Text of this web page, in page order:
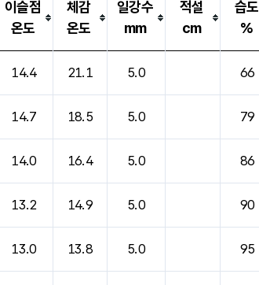
이슬점
온도
체감
온도
일강수
mm
적설
cm
습도
%
14.4 21.1 5.0 66
14.7 18.5 5.0 79
14.0 16.4 5.0 86
13.2 14.9 5.0 90
13.0 13.8 5.0 95